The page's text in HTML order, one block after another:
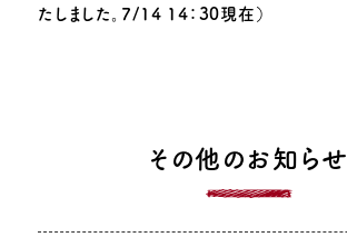
たしました。7/14 14：30現在）
その他のお知らせ